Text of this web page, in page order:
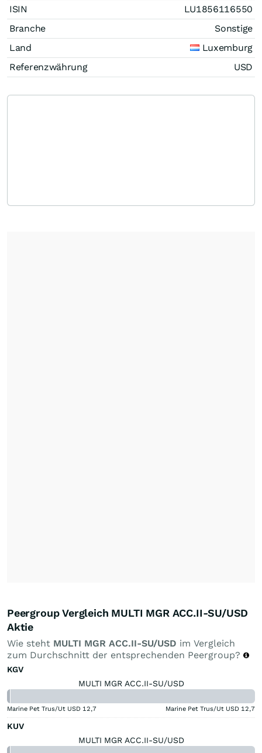
ISIN
LU1856116550
Branche
Sonstige
Land
Luxemburg
Referenzwährung
USD
Peergroup Vergleich MULTI MGR ACC.II-SU/USD
Aktie
Wie steht MULTI MGR ACC.II-SU/USD im Vergleich
zum Durchschnitt der entsprechenden Peergroup?
KGV
MULTI MGR ACC.II-SU/USD
Marine Pet Trus/Ut USD 12,7 Marine Pet Trus/Ut USD 12,7
KUV
MULTI MGR ACC.II-SU/USD